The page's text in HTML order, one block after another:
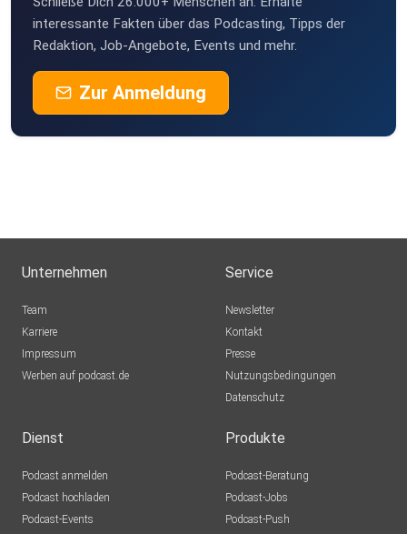
guenterpracher
interessante Fakten über das Podcasting, Tipps der
Redaktion, Job-Angebote, Events und mehr.
Zur Anmeldung
Unternehmen
Team
Karriere
Impressum
Werben auf podcast.de
Service
Newsletter
Kontakt
Presse
Nutzungsbedingungen
Datenschutz
Dienst
Podcast anmelden
Podcast hochladen
Podcast-Events
Produkte
Podcast-Beratung
Podcast-Jobs
Podcast-Push